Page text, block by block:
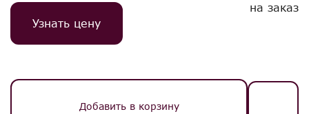
Узнать цену
на заказ
Добавить в корзину